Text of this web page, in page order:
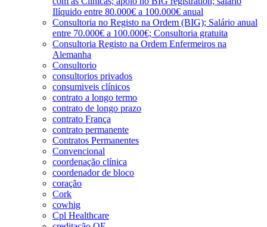
Ilíquido entre 80.000€ a 100.000€ anual
Consultoria no Registo na Ordem (BIG); Salário anual
entre 70.000€ a 100.000€; Consultoria gratuita
Consultoria Registo na Ordem Enfermeiros na
Alemanha
Consultorio
consultorios privados
consumiveis clínicos
contrato a longo termo
contrato de longo prazo
contrato França
contrato permanente
Contratos Permanentes
Convencional
coordenação clínica
coordenador de bloco
coração
Cork
cowhig
Cpl Healthcare